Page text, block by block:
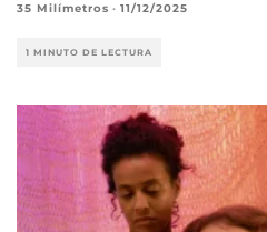
35 Milímetros · 11/12/2025
1 MINUTO DE LECTURA